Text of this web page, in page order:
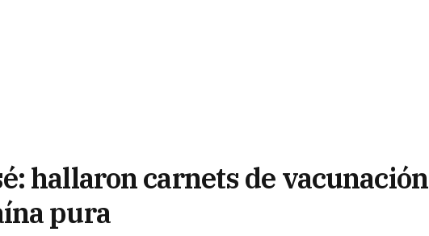
hallaron carnets de vacunación
pura